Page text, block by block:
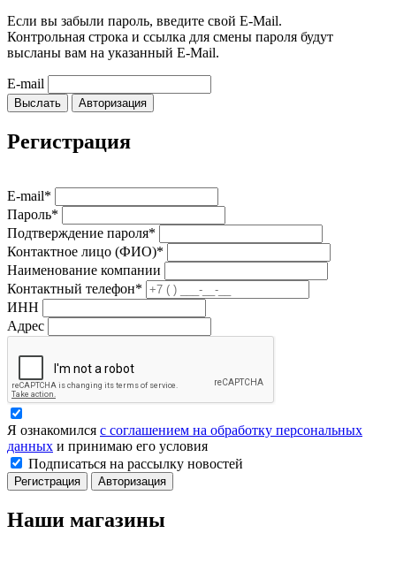
Если вы забыли пароль, введите свой E-Mail.
Контрольная строка и ссылка для смены пароля будут
высланы вам на указанный E-Mail.
E-mail
Выслать Авторизация
Регистрация
E-mail*
Пароль*
Подтверждение пароля*
Контактное лицо (ФИО)*
Наименование компании
Контактный телефон*
ИНН
Адрес
Я ознакомился с соглашением на обработку персональных
данных и принимаю его условия
Подписаться на рассылку новостей
Регистрация Авторизация
Наши магазины